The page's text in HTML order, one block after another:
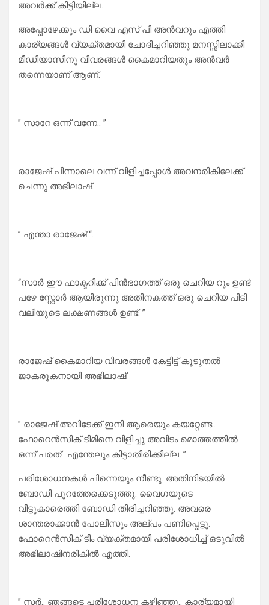
അവർക്ക് കിട്ടിയില്ല.
അപ്പോഴേക്കും ഡി വൈ എസ് പി അൻവറും എത്തി
കാര്യങ്ങൾ വ്യക്തമായി ചോദിച്ചറിഞ്ഞു മനസ്സിലാക്കി
മീഡിയാസിനു വിവരങ്ങൾ കൈമാറിയതും അൻവർ
തന്നെയാണ് ആണ്.
” സാറേ ഒന്ന് വന്നേ.. ”
രാജേഷ് പിന്നാലെ വന്ന് വിളിച്ചപ്പോൾ അവനരികിലേക്ക്
ചെന്നു അഭിലാഷ്.
” എന്താ രാജേഷ് “.
“സാർ ഈ ഫാക്ടറിക്ക് പിൻഭാഗത്ത് ഒരു ചെറിയ റൂം ഉണ്ട്
പഴേ സ്റ്റോർ ആയിരുന്നു അതിനകത്ത് ഒരു ചെറിയ പിടി
വലിയുടെ ലക്ഷണങ്ങൾ ഉണ്ട്. ”
രാജേഷ് കൈമാറിയ വിവരങ്ങൾ കേട്ടിട്ട് കൂടുതൽ
ജാകരൂകനായി അഭിലാഷ്.
” രാജേഷ് അവിടേക്ക് ഇനി ആരെയും കയറ്റേണ്ട..
ഫോറെൻസിക് ടീമിനെ വിളിച്ചു അവിടം മൊത്തത്തിൽ
ഒന്ന് പരത്.. എന്തേലും കിട്ടാതിരിക്കില്ല. ”
പരിശോധനകൾ പിന്നെയും നീണ്ടു. അതിനിടയിൽ
ബോഡി പുറത്തേക്കെടുത്തു. വൈഗയുടെ
വീട്ടുകാരെത്തി ബോഡി തിരിച്ചറിഞ്ഞു. അവരെ
ശാന്തരാക്കാൻ പോലീസും അല്പം പണിപ്പെട്ടു.
ഫോറെൻസിക് ടീം വ്യക്തമായി പരിശോധിച്ച് ഒടുവിൽ
അഭിലാഷിനരികിൽ എത്തി.
” സർ.. ഞങ്ങടെ പരിശോധന കഴിഞ്ഞു.. കാര്യമായി